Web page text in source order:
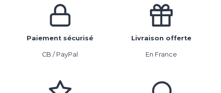
Paiement sécurisé
CB / PayPal
Livraison offerte
En France